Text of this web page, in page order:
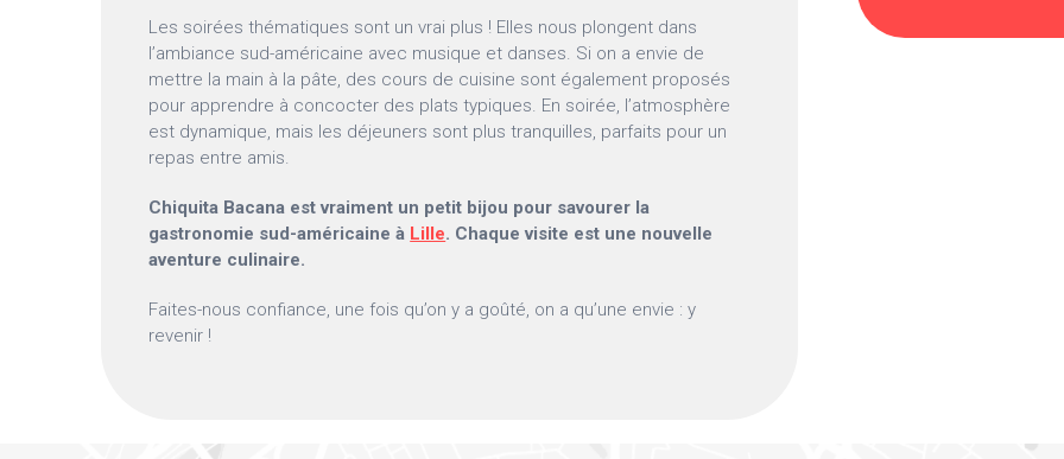
Les soirées thématiques sont un vrai plus ! Elles nous plongent dans
l’ambiance sud-américaine avec musique et danses. Si on a envie de
mettre la main à la pâte, des cours de cuisine sont également proposés
pour apprendre à concocter des plats typiques. En soirée, l’atmosphère
est dynamique, mais les déjeuners sont plus tranquilles, parfaits pour un
repas entre amis.
Chiquita Bacana est vraiment un petit bijou pour savourer la
gastronomie sud-américaine à Lille. Chaque visite est une nouvelle
aventure culinaire.
Faites-nous confiance, une fois qu’on y a goûté, on a qu’une envie : y
revenir !